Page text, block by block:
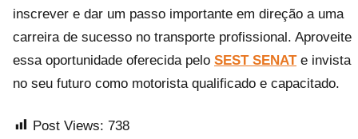
inscrever e dar um passo importante em direção a uma
carreira de sucesso no transporte profissional. Aproveite
essa oportunidade oferecida pelo SEST SENATe invista
no seu futuro como motorista qualificado e capacitado.
Post Views: 738